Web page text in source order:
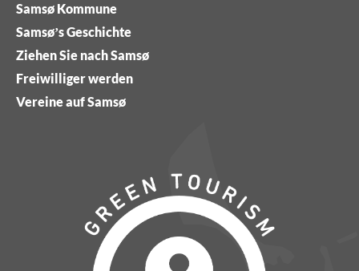
Samsø Kommune
Samsø’s Geschichte
Ziehen Sie nach Samsø
Freiwilliger werden
Vereine auf Samsø